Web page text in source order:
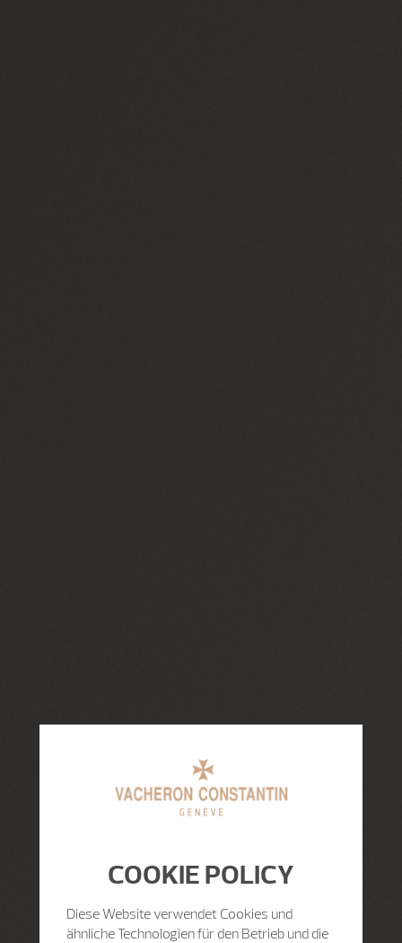
COOKIE POLICY
Diese Website verwendet Cookies und
ähnliche Technologien für den Betrieb und die